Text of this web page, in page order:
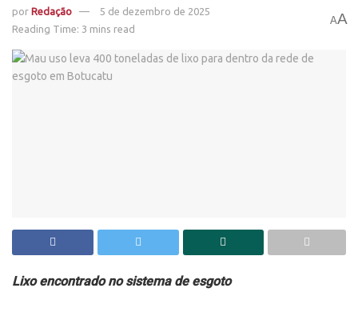
por Redação
5 de dezembro de 2025
Reading Time: 3 mins read
AA
Lixo encontrado no sistema de esgoto